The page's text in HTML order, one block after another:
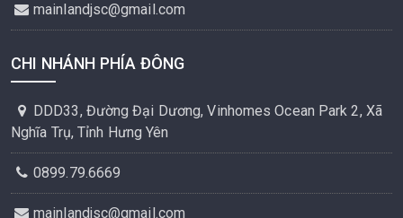
mainlandjsc@gmail.com
CHI NHÁNH PHÍA ĐÔNG
DDD33, Đường Đại Dương, Vinhomes Ocean Park 2, Xã
Nghĩa Trụ, Tỉnh Hưng Yên
0899.79.6669
mainlandjsc@gmail.com